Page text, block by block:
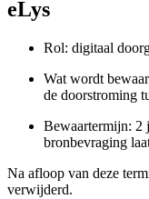
eLys
Rol: digitaal
Wat wordt
de doorstroming
Bewaartermijn: 2
bronbevraging
Na afloop van deze
verwijderd.